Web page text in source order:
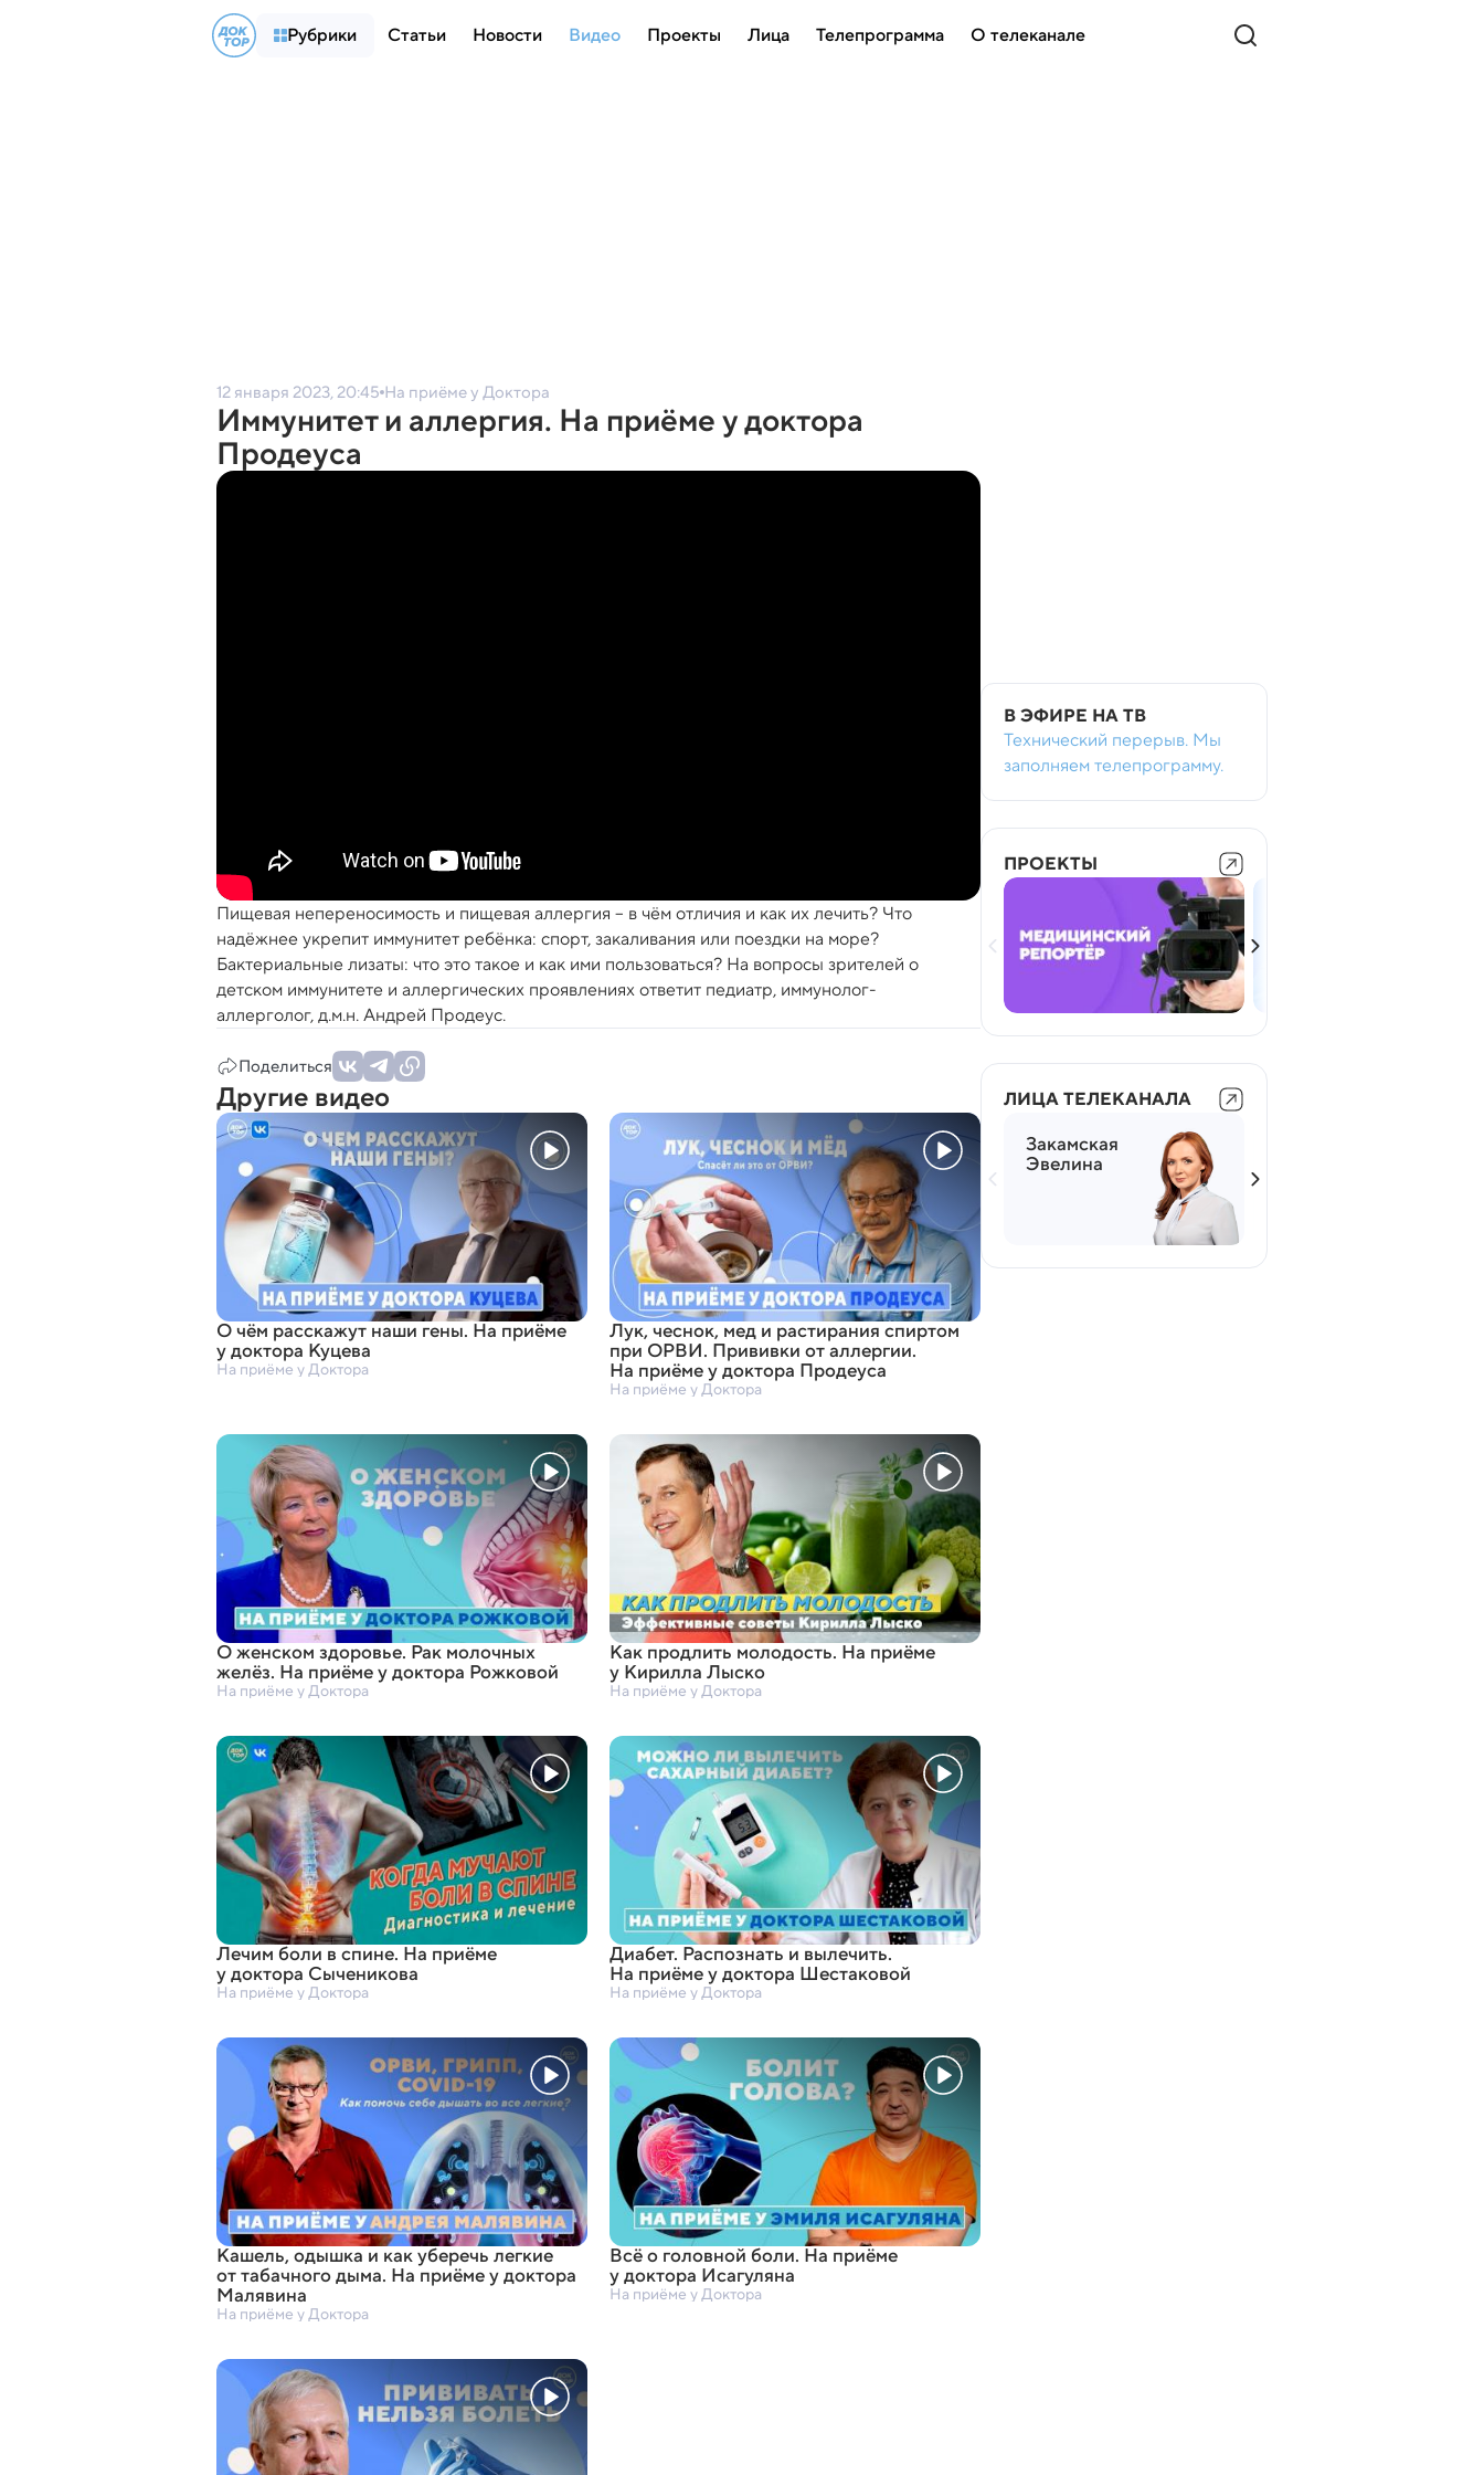
Рубрики Статьи Новости Видео Проекты Лица Телепрограмма О телеканале
12 января 2023, 20:45 На приёме у Доктора
Иммунитет и аллергия. На приёме у доктора
Продеуса
Пищевая непереносимость и пищевая аллергия – в чём отличия и как их лечить? Что
надёжнее укрепит иммунитет ребёнка: спорт, закаливания или поездки на море?
Бактериальные лизаты: что это такое и как ими пользоваться? На вопросы зрителей о
детском иммунитете и аллергических проявлениях ответит педиатр, иммунолог-
аллерголог, д.м.н. Андрей Продеус.
Поделиться
Другие видео
О чём расскажут наши гены. На приёме
у доктора Куцева
На приёме у Доктора
Лук,чеснок,мед и растирания спиртом
при ОРВИ. Прививки от аллергии.
На приёме у доктора Продеуса
На приёме у Доктора
О женском здоровье. Рак молочных
желёз. На приёме у доктора Рожковой
На приёме у Доктора
Как продлить молодость. На приёме
у Кирилла Лыско
На приёме у Доктора
Лечим боли в спине. На приёме
у доктора Сыченикова
На приёме у Доктора
Диабет. Распознать и вылечить.
На приёме у доктора Шестаковой
На приёме у Доктора
Кашель,одышка и как уберечь легкие
от табачного дыма. На приёме у доктора
Малявина
На приёме у Доктора
Всё о головной боли. На приёме
у доктора Исагуляна
На приёме у Доктора
В ЭФИРЕ НА ТВ
Технический перерыв. Мы
заполняем телепрограмму.
ПРОЕКТЫ
ЛИЦА ТЕЛЕКАНАЛА
Закамская
Эвелина